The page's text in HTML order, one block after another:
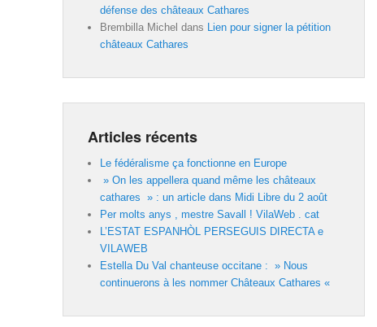
défense des châteaux Cathares
Brembilla Michel dans
Lien pour signer la pétition
châteaux Cathares
Articles récents
Le fédéralisme ça fonctionne en Europe
» On les appellera quand même les châteaux
cathares » : un article dans Midi Libre du 2 août
Per molts anys , mestre Savall ! VilaWeb . cat
L’ESTAT ESPANHÒL PERSEGUIS DIRECTA e
VILAWEB
Estella Du Val chanteuse occitane : » Nous
continuerons à les nommer Châteaux Cathares «